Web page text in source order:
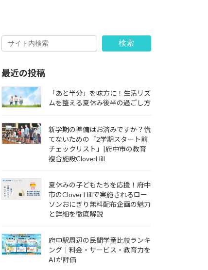
検索
最近の投稿
「あと半分」を味方に！生活リズ
ムを整える夏休み後半の過ごし方
新学期の準備はお済みですか？慌
てないための「2学期スタート前
チェックリスト」|府中市の教育
複合施設CloverHill
夏休みの子どもたちを応援！府中
市のClover Hillで実施されるロー
ソンおにぎり無料配布企画の魅力
と詳細を徹底解説
府中駅周辺の民間学童比較ランキ
ング｜料金・サービス・教育力を
AIが評価